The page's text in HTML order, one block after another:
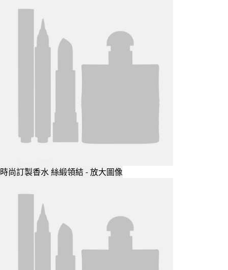
時尚訂製香水 絲緞領結 - 放大圖像